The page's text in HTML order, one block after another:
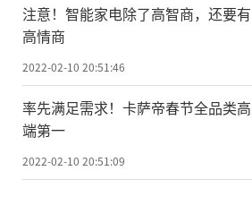
注意！智能家电除了高智商，还要有
高情商
2022-02-10 20:51:46
率先满足需求！卡萨帝春节全品类高
端第一
2022-02-10 20:51:09